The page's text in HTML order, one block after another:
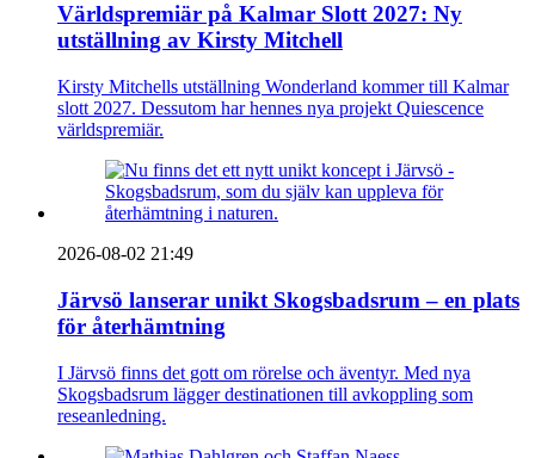
Världspremiär på Kalmar Slott 2027: Ny
utställning av Kirsty Mitchell
Kirsty Mitchells utställning Wonderland kommer till Kalmar
slott 2027. Dessutom har hennes nya projekt Quiescence
världspremiär.
2026-08-02 21:49
Järvsö lanserar unikt Skogsbadsrum – en plats
för återhämtning
I Järvsö finns det gott om rörelse och äventyr. Med nya
Skogsbadsrum lägger destinationen till avkoppling som
reseanledning.